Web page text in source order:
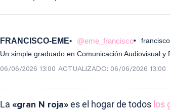
FRANCISCO-EME @eme_francisco
Un simple graduado en Comunicación Audiovisual
06/06/2026 13:00 ACTUALIZADO: 06/06/2026 13:00
La «gran N roja»es el hogar de todos los